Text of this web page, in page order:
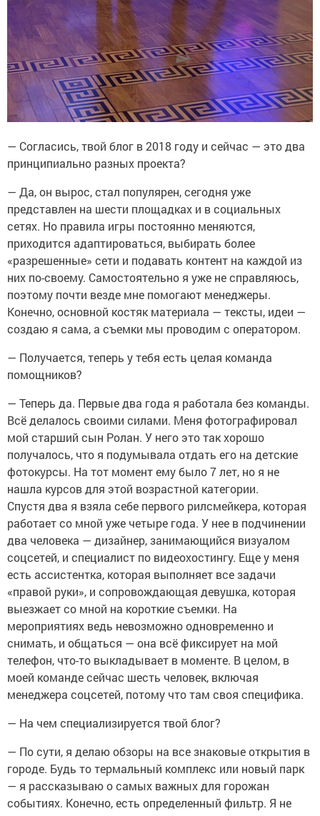
— Согласись, твой блог в 2018 году и сейчас — это два
принципиально разных проекта?
— Да, он вырос, стал популярен, сегодня уже
представлен на шести площадках и в социальных
сетях. Но правила игры постоянно меняются,
приходится адаптироваться, выбирать более
«разрешенные» сети и подавать контент на каждой из
них по-своему. Самостоятельно я уже не справляюсь,
поэтому почти везде мне помогают менеджеры.
Конечно, основной костяк материала — тексты, идеи —
создаю я сама, а съемки мы проводим с оператором.
— Получается, теперь у тебя есть целая команда
помощников?
— Теперь да. Первые два года я работала без команды.
Всё делалось своими силами. Меня фотографировал
мой старший сын Ролан. У него это так хорошо
получалось, что я подумывала отдать его на детские
фотокурсы. На тот момент ему было 7 лет, но я не
нашла курсов для этой возрастной категории.
Спустя два я взяла себе первого рилсмейкера, которая
работает со мной уже четыре года. У нее в подчинении
два человека — дизайнер, занимающийся визуалом
соцсетей, и специалист по видеохостингу. Еще у меня
есть ассистентка, которая выполняет все задачи
«правой руки», и сопровождающая девушка, которая
выезжает со мной на короткие съемки. На
мероприятиях ведь невозможно одновременно и
снимать, и общаться — она всё фиксирует на мой
телефон, что-то выкладывает в моменте. В целом, в
моей команде сейчас шесть человек, включая
менеджера соцсетей, потому что там своя специфика.
— На чем специализируется твой блог?
— По сути, я делаю обзоры на все знаковые открытия в
городе. Будь то термальный комплекс или новый парк
— я рассказываю о самых важных для горожан
событиях. Конечно, есть определенный фильтр. Я не